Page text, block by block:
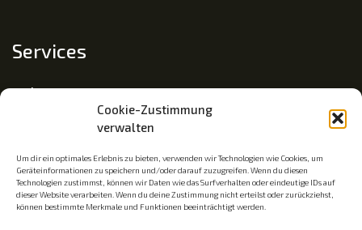
Cookie-Zustimmung
verwalten
Um dir ein optimales Erlebnis zu bieten, verwenden wir Technologien wie Cookies, um
Geräteinformationen zu speichern und/oder darauf zuzugreifen. Wenn du diesen
Technologien zustimmst, können wir Daten wie das Surfverhalten oder eindeutige IDs auf
dieser Website verarbeiten. Wenn du deine Zustimmung nicht erteilst oder zurückziehst,
können bestimmte Merkmale und Funktionen beeinträchtigt werden.
Services
Impressum
Datenschutz
Mitgliedschaft